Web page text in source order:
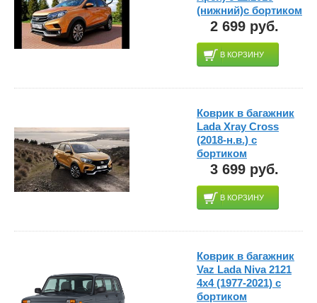
(нижний)с бортиком
2 699 руб.
В КОРЗИНУ
Коврик в багажник
Lada Xray Cross
(2018-н.в.) с
бортиком
3 699 руб.
В КОРЗИНУ
Коврик в багажник
Vaz Lada Niva 2121
4x4 (1977-2021) с
бортиком